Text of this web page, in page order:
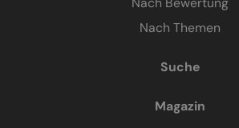
Nach Themen
Suche
Magazin